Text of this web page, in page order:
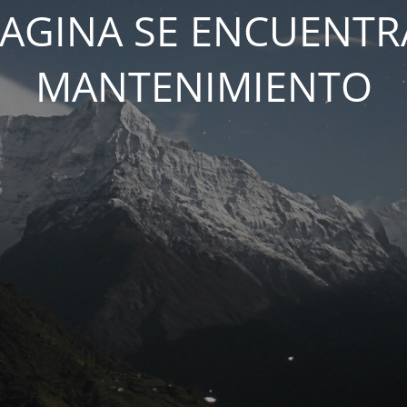
SE
MANTENIMIENTO